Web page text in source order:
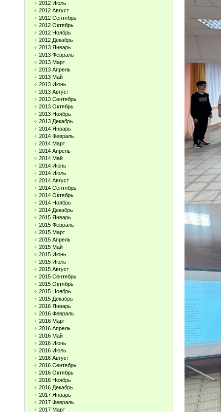
2012 Июль
2012 Август
2012 Сентябрь
2012 Октябрь
2012 Ноябрь
2012 Декабрь
2013 Январь
2013 Февраль
2013 Март
2013 Апрель
2013 Май
2013 Июнь
2013 Август
2013 Сентябрь
2013 Октябрь
2013 Ноябрь
2013 Декабрь
2014 Январь
2014 Февраль
2014 Март
2014 Апрель
2014 Май
2014 Июнь
2014 Июль
2014 Август
2014 Сентябрь
2014 Октябрь
2014 Ноябрь
2014 Декабрь
2015 Январь
2015 Февраль
2015 Март
2015 Апрель
2015 Май
2015 Июнь
2015 Июль
2015 Август
2015 Сентябрь
2015 Октябрь
2015 Ноябрь
2015 Декабрь
2016 Январь
2016 Февраль
2016 Март
2016 Апрель
2016 Май
2016 Июнь
2016 Июль
2016 Август
2016 Сентябрь
2016 Октябрь
2016 Ноябрь
2016 Декабрь
2017 Январь
2017 Февраль
2017 Март